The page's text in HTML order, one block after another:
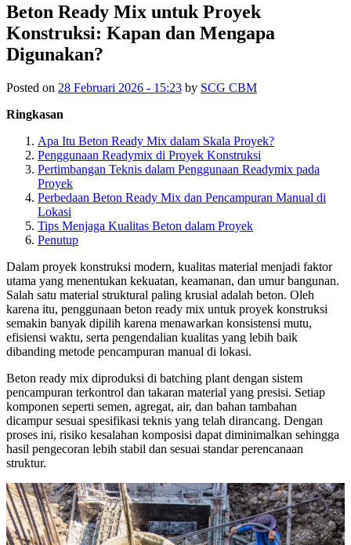
Beton Ready Mix untuk Proyek
Konstruksi: Kapan dan Mengapa
Digunakan?
Posted on 28 Februari 2026 - 15:23 by SCG CBM
Ringkasan
Apa Itu Beton Ready Mix dalam Skala Proyek?
Penggunaan Readymix di Proyek Konstruksi
Pertimbangan Teknis dalam Penggunaan Readymix pada
Proyek
Perbedaan Beton Ready Mix dan Pencampuran Manual di
Lokasi
Tips Menjaga Kualitas Beton dalam Proyek
Penutup
Dalam proyek konstruksi modern, kualitas material menjadi faktor
utama yang menentukan kekuatan, keamanan, dan umur bangunan.
Salah satu material struktural paling krusial adalah beton. Oleh
karena itu, penggunaan beton ready mix untuk proyek konstruksi
semakin banyak dipilih karena menawarkan konsistensi mutu,
efisiensi waktu, serta pengendalian kualitas yang lebih baik
dibanding metode pencampuran manual di lokasi.
Beton ready mix diproduksi di batching plant dengan sistem
pencampuran terkontrol dan takaran material yang presisi. Setiap
komponen seperti semen, agregat, air, dan bahan tambahan
dicampur sesuai spesifikasi teknis yang telah dirancang. Dengan
proses ini, risiko kesalahan komposisi dapat diminimalkan sehingga
hasil pengecoran lebih stabil dan sesuai standar perencanaan
struktur.